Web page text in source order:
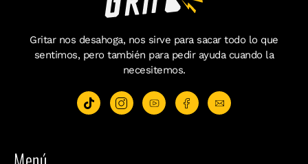
Gritar nos desahoga, nos sirve para sacar todo lo que
sentimos, pero también para pedir ayuda cuando la
necesitemos.